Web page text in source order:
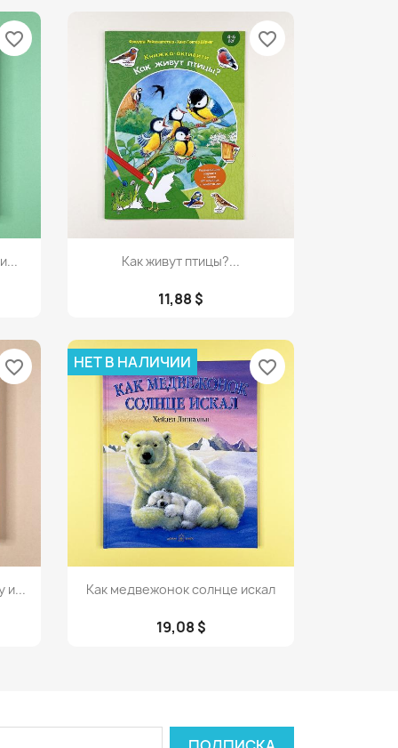
favorite_border
Просмотр
Как живут птицы?...
11,88 $
favorite_border
и...
favorite_border
Просмотр
Как медвежонок солнце искал
19,08 $
НЕТ В НАЛИЧИИ favorite_border